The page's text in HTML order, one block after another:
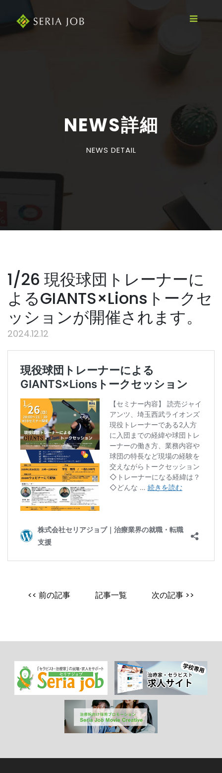
NEWS詳細
NEWS DETAIL
1/26 現役球団トレーナーに
よるGIANTS×Lionsトークセ
ッションが開催されます。
2024.12.12
<< 前の記事 記事一覧 次の記事 >>